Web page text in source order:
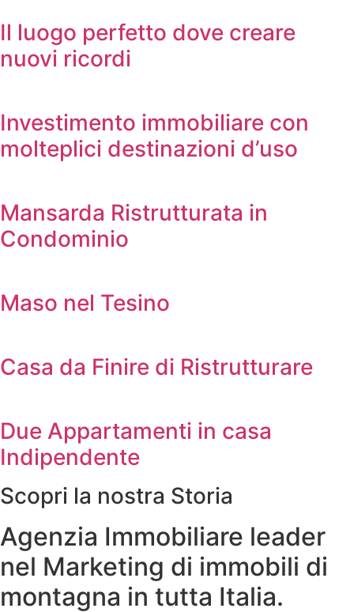
Il luogo perfetto dove creare
nuovi ricordi
Investimento immobiliare con
molteplici destinazioni d’uso
Mansarda Ristrutturata in
Condominio
Maso nel Tesino
Casa da Finire di Ristrutturare
Due Appartamenti in casa
Indipendente
Scopri la nostra Storia
Agenzia Immobiliare leader
nel Marketing di immobili di
montagna in tutta Italia.